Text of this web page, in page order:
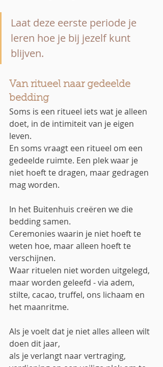
Laat deze eerste periode je
leren hoe je bij jezelf kunt
blijven.
Van ritueel naar gedeelde
bedding
Soms is een ritueel iets wat je alleen
doet, in de intimiteit van je eigen
leven.
En soms vraagt een ritueel om een
gedeelde ruimte. Een plek waar je
niet hoeft te dragen, maar gedragen
mag worden.
In het Buitenhuis creëren we die
bedding samen.
Ceremonies waarin je niet hoeft te
weten hoe, maar alleen hoeft te
verschijnen.
Waar rituelen niet worden uitgelegd,
maar worden geleefd - via adem,
stilte, cacao, truffel, ons lichaam en
het maanritme.
Als je voelt dat je niet alles alleen wilt
doen dit jaar,
als je verlangt naar vertraging,